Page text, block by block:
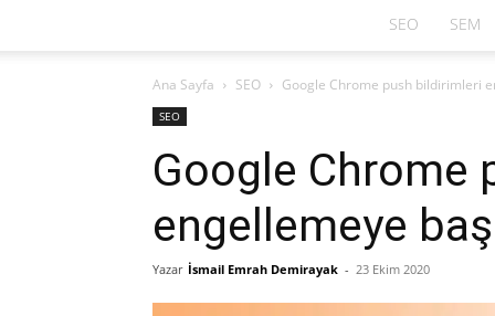
SEO SEM
Ana Sayfa SEO Google Chrome push bildirimleri
SEO
Google Chrome
engellemeye
Yazar İsmail Emrah Demirayak - 23 Ekim 2020